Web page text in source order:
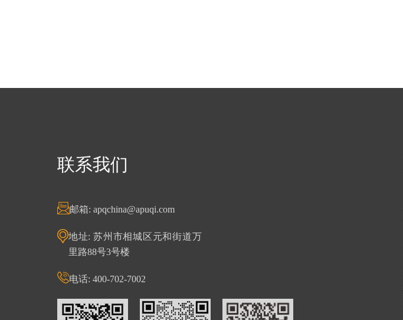
联系我们
邮箱: apqchina@apuqi.com
地址: 苏州市相城区元和街道万
里路88号3号楼
电话: 400-702-7002